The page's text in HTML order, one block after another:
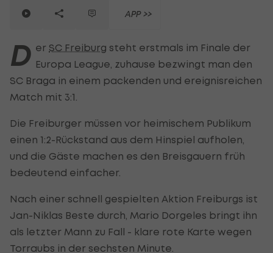
APP >>
D er SC Freiburg steht erstmals im Finale der
Europa League, zuhause bezwingt man den
SC Braga in einem packenden und ereignisreichen
Match mit 3:1.
Die Freiburger müssen vor heimischem Publikum
einen 1:2-Rückstand aus dem Hinspiel aufholen,
und die Gäste machen es den Breisgauern früh
bedeutend einfacher.
Nach einer schnell gespielten Aktion Freiburgs ist
Jan-Niklas Beste durch, Mario Dorgeles bringt ihn
als letzter Mann zu Fall - klare rote Karte wegen
Torraubs in der sechsten Minute.